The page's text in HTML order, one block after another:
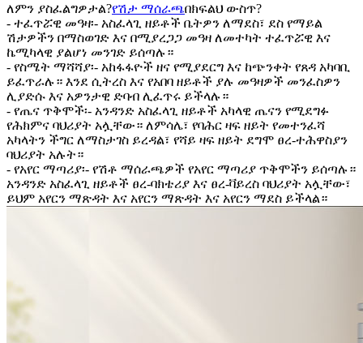
ለምን ያስፈልግዎታል?የሽታ ማሰራጫበክፍልህ ውስጥ?
- ተፈጥሯዊ መዓዛ፡- አስፈላጊ ዘይቶች ቤትዎን ለማደስ፣ ደስ የማይል
ሽታዎችን በማስወገድ እና በሚያረጋጋ መዓዛ ለመተካት ተፈጥሯዊ እና
ኬሚካላዊ ያልሆነ መንገድ ይሰጣሉ።
- የስሜት ማሻሻያ፡- አከፋፋዮች ዘና የሚያደርግ እና ከጭንቀት የጸዳ አካባቢ
ይፈጥራሉ። እንደ ሲትረስ እና የአበባ ዘይቶች ያሉ መዓዛዎች መንፈስዎን
ሊያድሱ እና አዎንታዊ ድባብ ሊፈጥሩ ይችላሉ።
- የጤና ጥቅሞች፡- አንዳንድ አስፈላጊ ዘይቶች አካላዊ ጤናን የሚደግፉ
የሕክምና ባህሪያት አሏቸው። ለምሳሌ፣ የባሕር ዛፍ ዘይት የመተንፈሻ
አካላትን ችግር ለማስታገስ ይረዳል፣ የሻይ ዛፍ ዘይት ደግሞ ፀረ-ተሕዋስያን
ባህሪያት አሉት።
- የአየር ማጣሪያ፡- የሽቶ ማሰራጫዎች የአየር ማጣሪያ ጥቅሞችን ይሰጣሉ።
አንዳንድ አስፈላጊ ዘይቶች ፀረ-ባክቴሪያ እና ፀረ-ቫይረስ ባህሪያት አሏቸው፣
ይህም አየርን ማጽዳት እና አየርን ማጽዳት እና አየርን ማደስ ይችላል።